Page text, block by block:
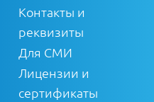
Контакты и
реквизиты
Для СМИ
Лицензии и
сертификаты